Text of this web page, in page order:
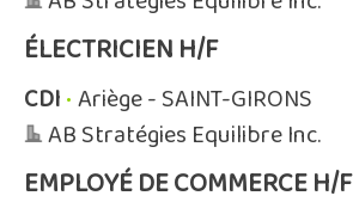
ÉLECTRICIEN H/F
CDI•Ariège - SAINT-GIRONS
AB Stratégies Equilibre Inc.
EMPLOYÉ DE COMMERCE H/F